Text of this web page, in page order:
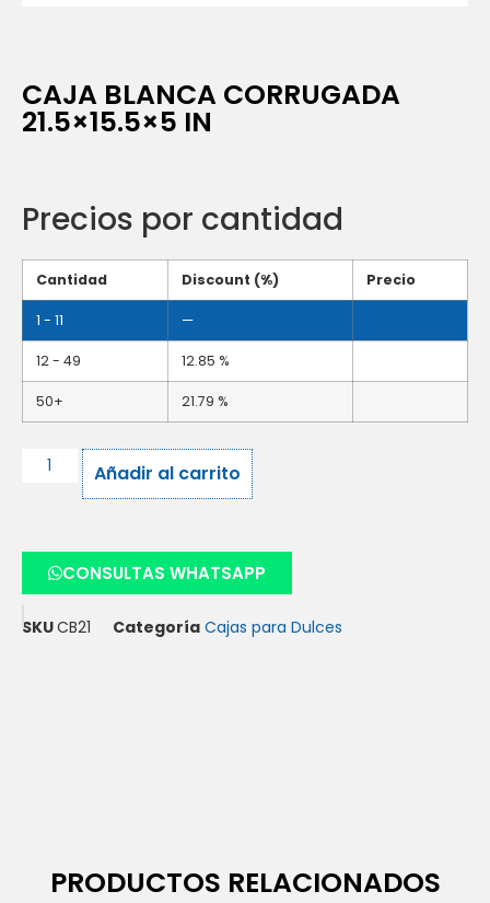
CAJA BLANCA CORRUGADA
21.5×15.5×5 IN
Precios por cantidad
Cantidad Discount (%) Precio
1 - 11 —
12 - 49 12.85 %
50+ 21.79 %
Añadir al carrito
CONSULTAS WHATSAPP
SKUCB21 Categoría Cajas para Dulces
PRODUCTOS RELACIONADOS